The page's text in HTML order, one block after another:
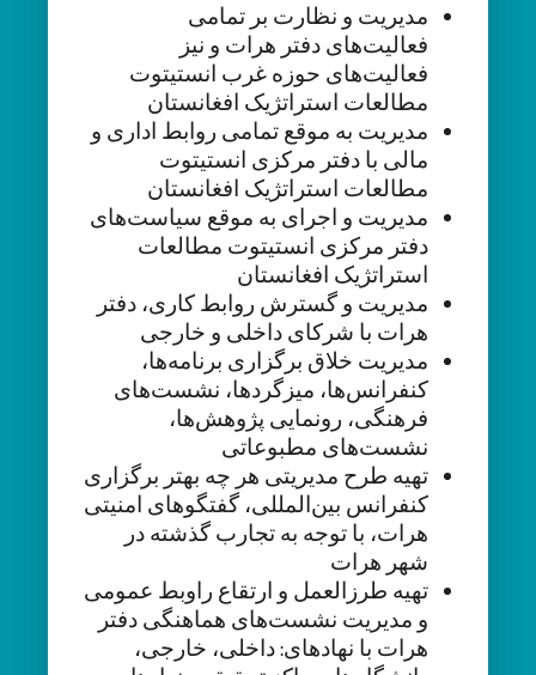
مدیریت و نظارت بر تمامی
فعالیت‌های دفتر هرات و نیز
فعالیت‌های حوزه غرب انستیتوت
مطالعات استراتژیک افغانستان
مدیریت به موقع تمامی روابط اداری و
مالی با دفتر مرکزی انستیتوت
مطالعات استراتژیک افغانستان
مدیریت و اجرای به موقع سیاست‌های
دفتر مرکزی انستیتوت مطالعات
استراتژیک افغانستان
مدیریت و گسترش روابط کاری، دفتر
هرات با شرکای داخلی و خارجی
مدیریت خلاق برگزاری برنامه‌ها،
کنفرانس‌ها، میزگردها، نشست‌های
فرهنگی، رونمایی‌ پژوهش‌ها،
نشست‌های مطبوعاتی
تهیه طرح مدیریتی هر چه بهتر برگزاری
کنفرانس بین‌المللی، گفتگوهای امنیتی
هرات، با توجه به تجارب گذشته در
شهر هرات
تهیه طرزالعمل و ارتقاع راوبط عمومی
و مدیریت نشست‌های هماهنگی دفتر
هرات با نهادهای: داخلی، خارجی،